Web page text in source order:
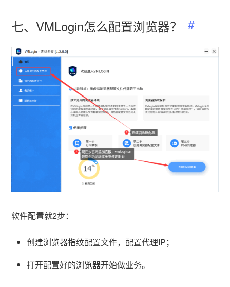
七、VMLogin怎么配置浏览器？
软件配置就2步：
创建浏览器指纹配置文件，配置代理IP；
打开配置好的浏览器开始做业务。